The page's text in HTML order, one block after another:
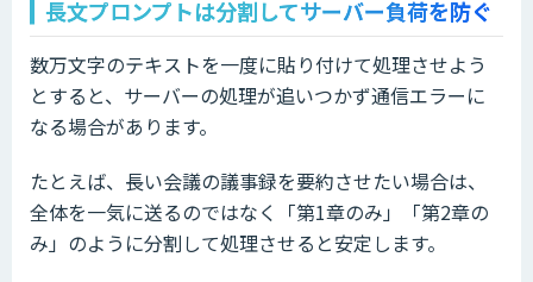
長文プロンプトは分割してサーバー負荷を防ぐ
数万文字のテキストを一度に貼り付けて処理させよう
とすると、サーバーの処理が追いつかず通信エラーに
なる場合があります。
たとえば、長い会議の議事録を要約させたい場合は、
全体を一気に送るのではなく「第1章のみ」「第2章の
み」のように分割して処理させると安定します。